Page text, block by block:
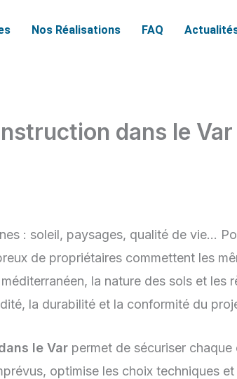
Nos Réalisations FAQ
dans le
: soleil, paysages, qualité de vie…
de propriétaires commettent les
la nature des sols et les
la durabilité et la conformité du
le Var permet de sécuriser
optimise les choix techniques